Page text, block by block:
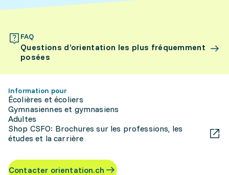
FAQ
Questions d’orientation les plus fréquemment
posées
Information pour
Écolières et écoliers
Gymnasiennes et gymnasiens
Adultes
Shop CSFO: Brochures sur les professions, les
études et la carrière
Contacter orientation.ch